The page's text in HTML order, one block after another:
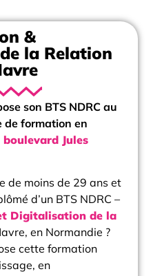
&
la Relation
son BTS NDRC au
de formation en
boulevard Jules
de moins de 29 ans et
d’un BTS NDRC –
Digitalisation de la
en Normandie ?
cette formation
en